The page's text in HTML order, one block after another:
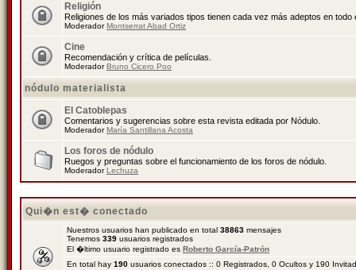
Religión
Religiones de los más variados tipos tienen cada vez más adeptos en todo
ModeradorMontserrat Abad Ortiz
Cine
Recomendación y crítica de películas.
ModeradorBruno Cicero Poo
nódulo materialista
El Catoblepas
Comentarios y sugerencias sobre esta revista editada por Nódulo.
ModeradorMaría Santillana Acosta
Los foros de nódulo
Ruegos y preguntas sobre el funcionamiento de los foros de nódulo.
ModeradorLechuza
Qui�n est� conectado
Nuestros usuarios han publicado en total 38863 mensajes
Tenemos 339 usuarios registrados
El �ltimo usuario registrado es Roberto García-Patrón
En total hay 190 usuarios conectados :: 0 Registrados, 0 Ocultos y 190